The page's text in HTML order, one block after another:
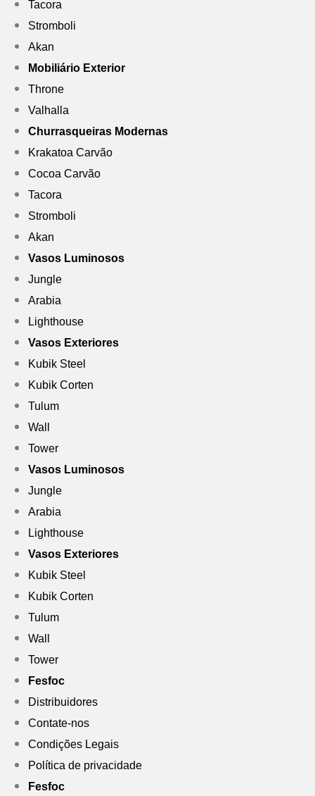
Tacora
Stromboli
Akan
Mobiliário Exterior
Throne
Valhalla
Churrasqueiras Modernas
Krakatoa Carvão
Cocoa Carvão
Tacora
Stromboli
Akan
Vasos Luminosos
Jungle
Arabia
Lighthouse
Vasos Exteriores
Kubik Steel
Kubik Corten
Tulum
Wall
Tower
Vasos Luminosos
Jungle
Arabia
Lighthouse
Vasos Exteriores
Kubik Steel
Kubik Corten
Tulum
Wall
Tower
Fesfoc
Distribuidores
Contate-nos
Condições Legais
Política de privacidade
Fesfoc